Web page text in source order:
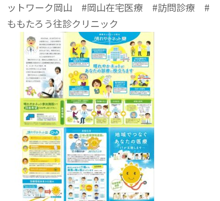
ットワーク岡山
#岡山在宅医療 #訪問診療
#
ももたろう往診クリニック